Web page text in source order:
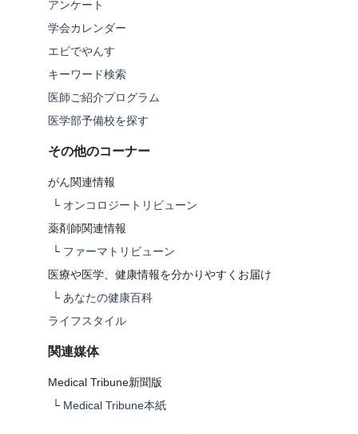
アンケート
学会カレンダー
エビでやんす
キーワード検索
医師ご紹介プログラム
医学部予備校を探す
その他のコーナー
がん関連情報
└ オンコロジートリビューン
薬剤師関連情報
└ ファーマトリビューン
医療や医学、健康情報を分かりやすくお届け
└ あなたの健康百科
ライフスタイル
関連媒体
Medical Tribune新聞版
└ Medical Tribune本紙